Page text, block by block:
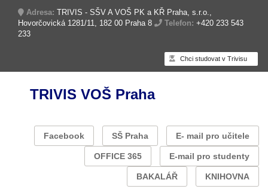
Adresa: TRIVIS - SŠV A VOŠ PK a KŘ Praha, s.r.o.,
Hovorčovická 1281/11, 182 00 Praha 8
Telefon: +420 233 543
233
Chci studovat v Trivisu
TRIVIS VOŠ Praha
Facebook SŠ Praha E- mail pro učitele
OFFICE 365 E-mail pro studenty
BAKALÁŘ KNIHOVNA